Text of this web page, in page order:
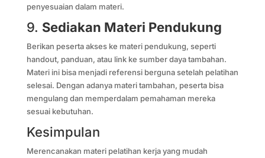
penyesuaian dalam materi.
9. Sediakan Materi Pendukung
Berikan peserta akses ke materi pendukung, seperti
handout, panduan, atau link ke sumber daya tambahan.
Materi ini bisa menjadi referensi berguna setelah pelatihan
selesai. Dengan adanya materi tambahan, peserta bisa
mengulang dan memperdalam pemahaman mereka
sesuai kebutuhan.
Kesimpulan
Merencanakan materi pelatihan kerja yang mudah